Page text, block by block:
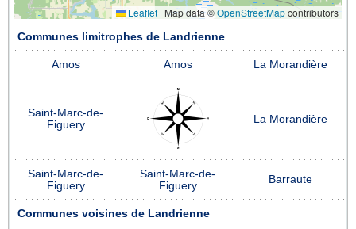
Leaflet | Map data ©OpenStreetMapcontributors
Communes limitrophes de Landrienne
Amos Amos La Morandière
Saint-Marc-de-
Figuery
La Morandière
Saint-Marc-de-
Figuery
Saint-Marc-de-
Figuery
Barraute
Communes voisines de Landrienne